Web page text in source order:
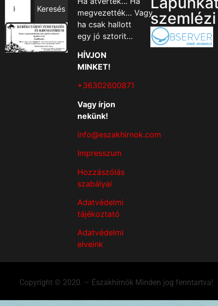
Keresés
megvezették… Vagy
ha csak hallott
egy jó sztorit…
HÍVJON
MINKET!
+36302600871
Vagy írjon
nekünk!
info@eszakhirnok.com
Impresszum
Hozzászólás
szabályai
Adatvédelmi
tájékoztató
Adatvédelmi
elveink
szemlézi
Copyright © 2020. – Északhírnök Minden jog fenntartva!